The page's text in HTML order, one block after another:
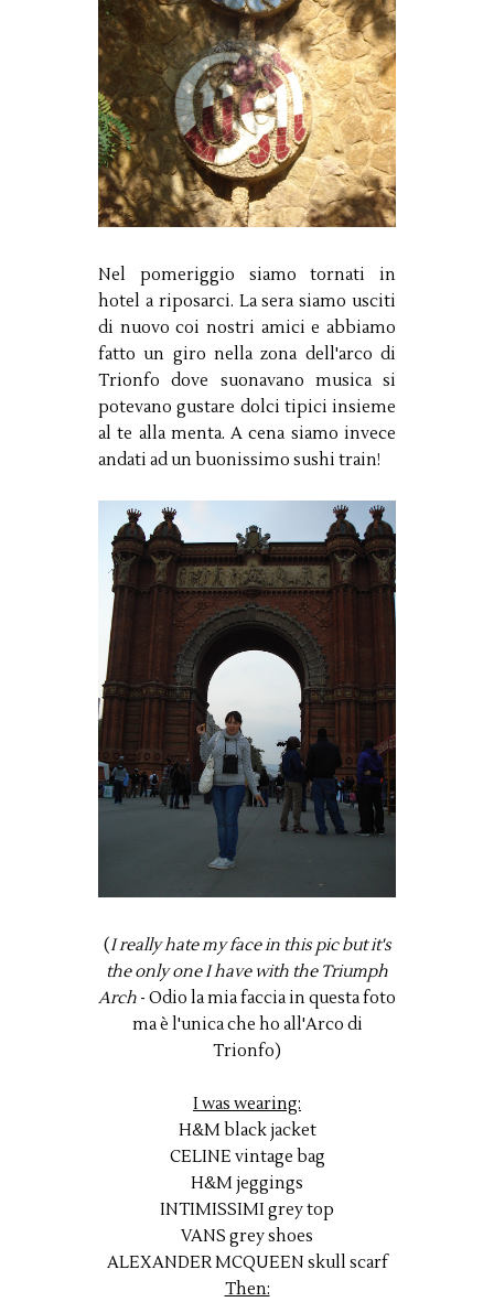
Nel pomeriggio siamo tornati in
hotel a riposarci. La sera siamo usciti
di nuovo coi nostri amici e abbiamo
fatto un giro nella zona dell'arco di
Trionfo dove suonavano musica si
potevano gustare dolci tipici insieme
al te alla menta. A cena siamo invece
andati ad un buonissimo sushi train!
(I really hate my face in this pic but it's
the only one I have with the Triumph
Arch - Odio la mia faccia in questa foto
ma è l'unica che ho all'Arco di
Trionfo)
I was wearing:
H&M black jacket
CELINE vintage bag
H&M jeggings
INTIMISSIMI grey top
VANS grey shoes
ALEXANDER MCQUEEN skull scarf
Then: